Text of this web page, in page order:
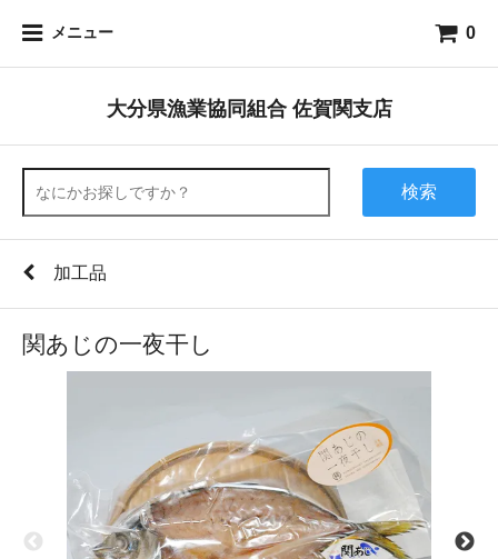
メニュー 0
大分県漁業協同組合 佐賀関支店
検索
加工品
関あじの一夜干し